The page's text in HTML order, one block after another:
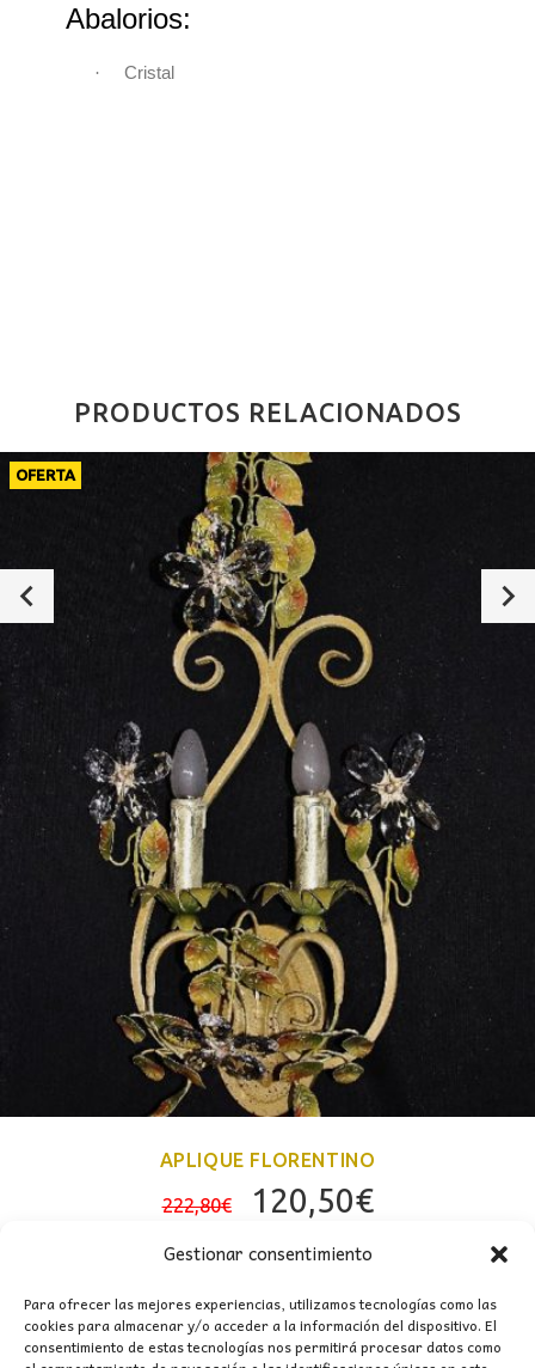
Gestionar consentimiento
Para ofrecer las mejores experiencias, utilizamos tecnologías como las
cookies para almacenar y/o acceder a la información del dispositivo. El
consentimiento de estas tecnologías nos permitirá procesar datos como
Abalorios:
· Cristal
PRODUCTOS RELACIONADOS
OFERTA
APLIQUE FLORENTINO
222,80€
El
original
era:
222,80€.
120,50€El
es:
120,50€.